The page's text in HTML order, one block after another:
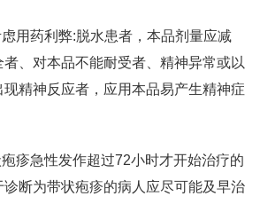
用药利弊:脱水患者，本品剂量应减
、对本品不能耐受者、精神异常或以
精神反应者，应用本品易产生精神症
疹急性发作超过72小时才开始治疗的
断为带状疱疹的病人应尽可能及早治